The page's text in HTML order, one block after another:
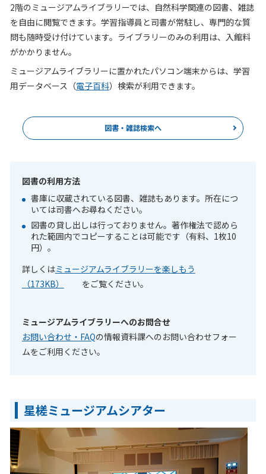
2階のミュージアムライブラリーでは、自然科学関連の図書、雑誌
を自由に閲覧できます。学習指導員と司書が常駐し、専門的な質
問も随時受け付けています。ライブラリーのみの利用は、入館料
がかかりません。
ミュージアムライブラリーに置かれたパソコン端末からは、学習
用データベース（電子百科）検索が利用できます。
図書・雑誌検索へ
図書の利用方法
書庫に収蔵されている図書、雑誌もあります。所在につ
いては司書へお尋ねください。
図書の貸し出しは行っておりません。著作権法で認めら
れた範囲内でコピーすることは可能です（有料、1枚10
円）。
詳しくはミュージアムライブラリーを楽しもう
（173KB）
をご覧ください。
ミュージアムライブラリーへのお問合せ
お問い合わせ・FAQの情報資料課へのお問い合わせフ ォー
ムをご利用ください。
星槎ミュージアムシアター